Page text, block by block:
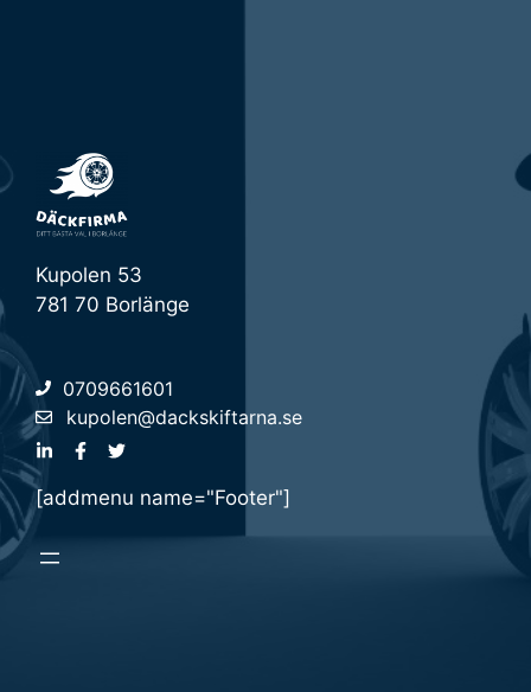
Kupolen 53
781 70 Borlänge
0709661601
kupolen@dackskiftarna.se
[addmenu name="Footer"]